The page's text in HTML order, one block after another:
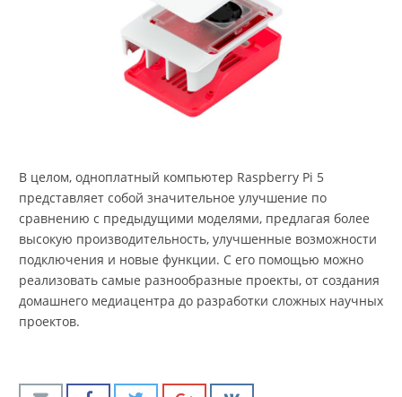
В целом, одноплатный компьютер Raspberry Pi 5
представляет собой значительное улучшение по
сравнению с предыдущими моделями, предлагая более
высокую производительность, улучшенные возможности
подключения и новые функции. С его помощью можно
реализовать самые разнообразные проекты, от создания
домашнего медиацентра до разработки сложных научных
проектов.